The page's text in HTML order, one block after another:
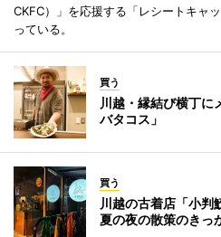
CKFC）」を応援する「レシートキャ
っている。
買う
川越・縁結び横丁に
バタコス」
買う
川越の古着店「小
夏の夜の散策のきっ